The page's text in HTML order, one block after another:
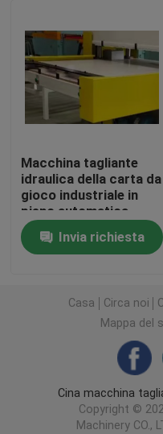
Macchina tagliante
Tagliatrice idraulica
Tagliatrice capa di
Macchina di taglio
Macchina della
Macchina di
Goffratrice
Tagliatrice del
Macchina tagliante
idraulica della carta da
gioco industriale in
pieno automatica
Invia richiesta
Casa Circa noi
Mappa del
Cina macchina
Copyright ©
Machinery CO.,